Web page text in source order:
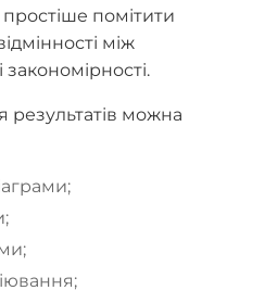
простіше помітити
між
можна